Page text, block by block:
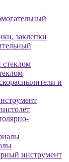
заклепки
и
инструмент